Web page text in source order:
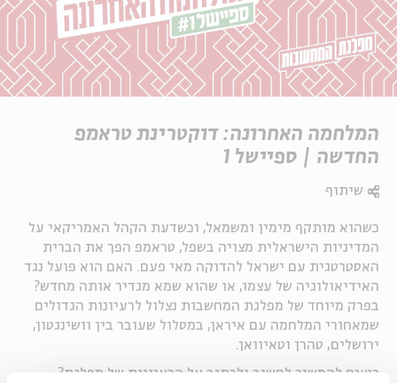
המלחמה האחרונה: דוקטרינת טראמפ
החדשה | ספיישל 1
כשהוא מותקף מימין ומשמאל, וכשדעת הקהל האמריקאי על
המדיניות הישראלית מצויה בשפל, טראמפ הפך את הברית
האסטרטגית עם ישראל להדוקה מאי פעם. האם הוא פועל נגד
האידיאולוגיה של עצמו, או שהוא שמא מגדיר אותה מחדש?
בפרק מיוחד של מפלגת המחשבות נצלול לרעיונות הגדולים
שמאחורי המלחמה עם איראן, במסלול שעובר בין וושינגטון,
ירושלים, טהרן וטאיוואן.
רוצים להמשיך לחשוב ולכתוב על הרעיונות של מפלגת?
שיתוף